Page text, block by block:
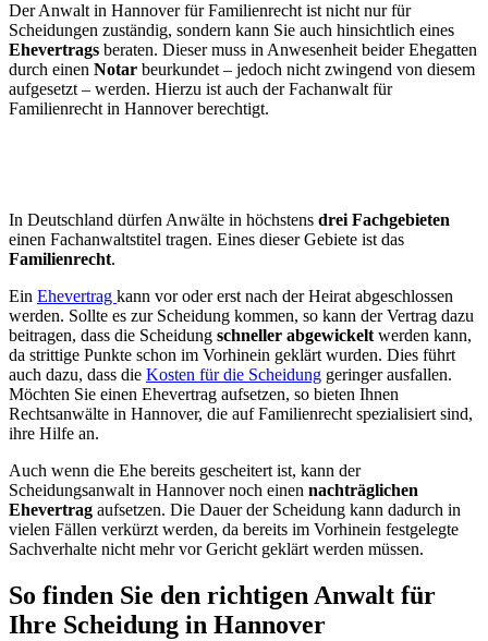
Der Anwalt in Hannover für Familienrecht ist nicht nur für
Scheidungen zuständig, sondern kann Sie auch hinsichtlich eines
Ehevertrags beraten. Dieser muss in Anwesenheit beider Ehegatten
durch einen Notar beurkundet – jedoch nicht zwingend von diesem
aufgesetzt – werden. Hierzu ist auch der Fachanwalt für
Familienrecht in Hannover berechtigt.
In Deutschland dürfen Anwälte in höchstens drei Fachgebieten
einen Fachanwaltstitel tragen. Eines dieser Gebiete ist das
Familienrecht.
Ein Ehevertrag kann vor oder erst nach der Heirat abgeschlossen
werden. Sollte es zur Scheidung kommen, so kann der Vertrag dazu
beitragen, dass die Scheidung schneller abgewickelt werden kann,
da strittige Punkte schon im Vorhinein geklärt wurden. Dies führt
auch dazu, dass die Kosten für die Scheidung geringer ausfallen.
Möchten Sie einen Ehevertrag aufsetzen, so bieten Ihnen
Rechtsanwälte in Hannover, die auf Familienrecht spezialisiert sind,
ihre Hilfe an.
Auch wenn die Ehe bereits gescheitert ist, kann der
Scheidungsanwalt in Hannover noch einen nachträglichen
Ehevertrag aufsetzen. Die Dauer der Scheidung kann dadurch in
vielen Fällen verkürzt werden, da bereits im Vorhinein festgelegte
Sachverhalte nicht mehr vor Gericht geklärt werden müssen.
So finden Sie den richtigen Anwalt für
Ihre Scheidung in Hannover